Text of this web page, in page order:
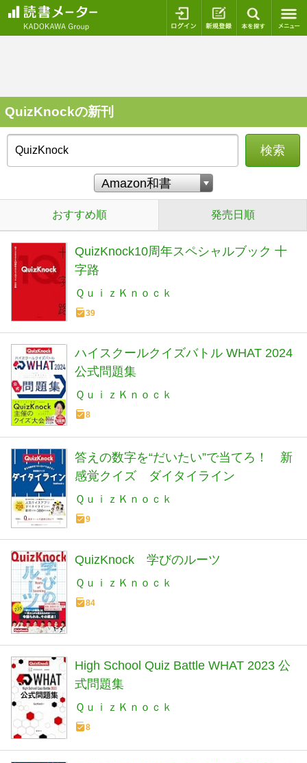
ログイン 新規登録
QuizKnockの新刊
検索
おすすめ順 発売日順
QuizKnock10周年スペシャルブック 十
字路
ＱｕｉｚＫｎｏｃｋ
39
ハイスクールクイズバトル WHAT 2024
公式問題集
ＱｕｉｚＫｎｏｃｋ
8
答えの数字を“だいたい”で当てろ！ 新
感覚クイズ ダイタイライン
ＱｕｉｚＫｎｏｃｋ
9
QuizKnock 学びのルーツ
ＱｕｉｚＫｎｏｃｋ
84
High School Quiz Battle WHAT 2023 公
式問題集
ＱｕｉｚＫｎｏｃｋ
8